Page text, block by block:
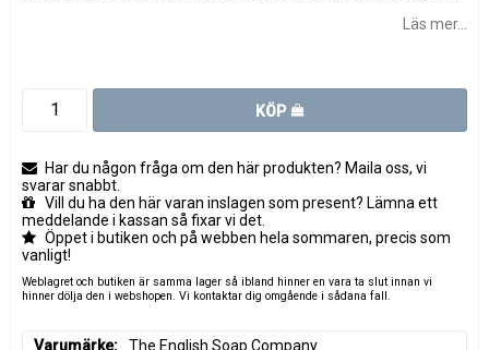
Läs mer...
KÖP
Har du någon fråga om den här produkten? Maila oss, vi
svarar snabbt.
Vill du ha den här varan inslagen som present? Lämna ett
meddelande i kassan så fixar vi det.
Öppet i butiken och på webben hela sommaren, precis som
vanligt!
Weblagret och butiken är samma lager så ibland hinner en vara ta slut innan vi
hinner dölja den i webshopen. Vi kontaktar dig omgående i sådana fall.
Varumärke The English Soap Company